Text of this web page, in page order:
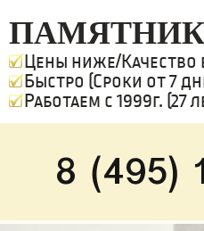
Цены ниже/Качество
Быстро (Сроки от 7
Работаем с 1999г. (27
8 (495)